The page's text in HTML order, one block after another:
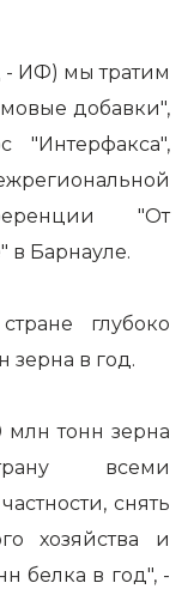
- ИФ) мы тратим
добавки",
"Интерфакса",
"От
в Барнауле.
глубоко
зерна в год.
млн тонн зерна
всеми
снять
хозяйства и
белка в год", -